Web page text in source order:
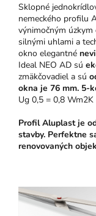
Sklopné
nemeckého profilu
výnimočným
silnými uhlami a
okno elegantné
Ideal NEO AD sú
zmäkčovadiel a sú
okna je 76 mm. 5-
Ug 0,5 = 0,8
Profil Aluplast je
stavby. Perfektne
renovovaných